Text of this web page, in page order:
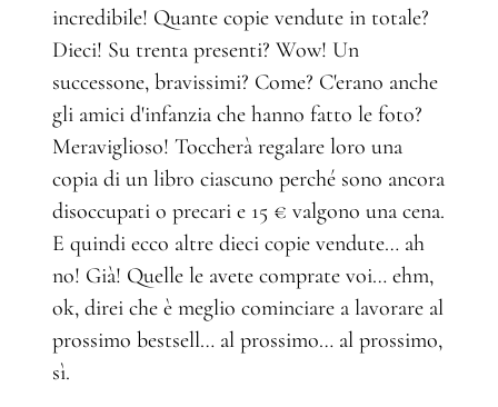
incredibile! Quante copie vendute in totale?
Dieci! Su trenta presenti? Wow! Un
successone, bravissimi? Come? C'erano anche
gli amici d'infanzia che hanno fatto le foto?
Meraviglioso! Toccherà regalare loro una
copia di un libro ciascuno perché sono ancora
disoccupati o precari e 15 € valgono una cena.
E quindi ecco altre dieci copie vendute… ah
no! Già! Quelle le avete comprate voi… ehm,
ok, direi che è meglio cominciare a lavorare al
prossimo bestsell… al prossimo… al prossimo,
sì.